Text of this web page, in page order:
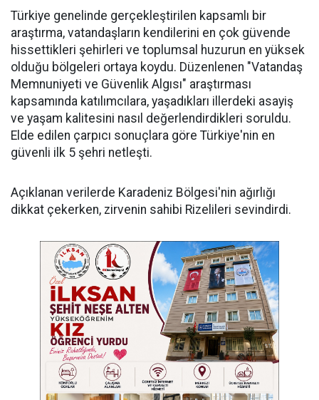
Türkiye genelinde gerçekleştirilen kapsamlı bir
araştırma, vatandaşların kendilerini en çok güvende
hissettikleri şehirleri ve toplumsal huzurun en yüksek
olduğu bölgeleri ortaya koydu. Düzenlenen "Vatandaş
Memnuniyeti ve Güvenlik Algısı" araştırması
kapsamında katılımcılara, yaşadıkları illerdeki asayiş
ve yaşam kalitesini nasıl değerlendirdikleri soruldu.
Elde edilen çarpıcı sonuçlara göre Türkiye'nin en
güvenli ilk 5 şehri netleşti.
​Açıklanan verilerde Karadeniz Bölgesi'nin ağırlığı
dikkat çekerken, zirvenin sahibi Rizelileri sevindirdi.